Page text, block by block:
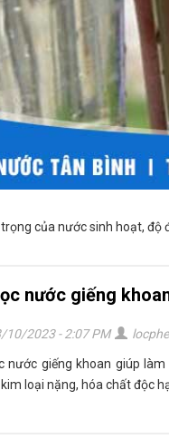
của nước sinh hoạt,
nước giếng
10/2023 - 2:07 PM
nước giếng khoan giúp
loại nặng, hóa chất độc